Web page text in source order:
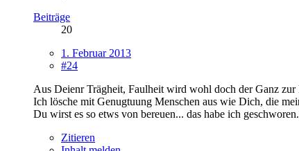
Beiträge
20
1. Februar 2013
#24
Aus Deienr Trägheit, Faulheit wird wohl doch der Ganz
Ich lösche mit Genugtuung Menschen aus wie Dich, die
Du wirst es so etws von bereuen... das habe ich
Zitieren